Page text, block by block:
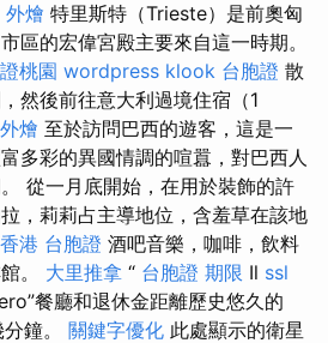
外燴 特里斯特（Trieste）是前奧匈
區的宏偉宮殿主要來自這一時期。
桃園 wordpress klook 台胞證 散
然後前往意大利過境住宿（1
燴 至於訪問巴西的遊客，這是一​​
多彩的異國情調的喧囂，對巴西人
從一月底開始，在用於裝飾的許
，莉莉占主導地位，含羞草在該地
香港 台胞證 酒吧音樂，咖啡，飲料
。 大里推拿 “ 台胞證 期限 Il ssl
餐廳和退休金距離歷史悠久的
鐘。 關鍵字優化 此處顯示的衛星